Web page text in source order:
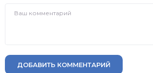
ДОБАВИТЬ КОММЕНТАРИЙ